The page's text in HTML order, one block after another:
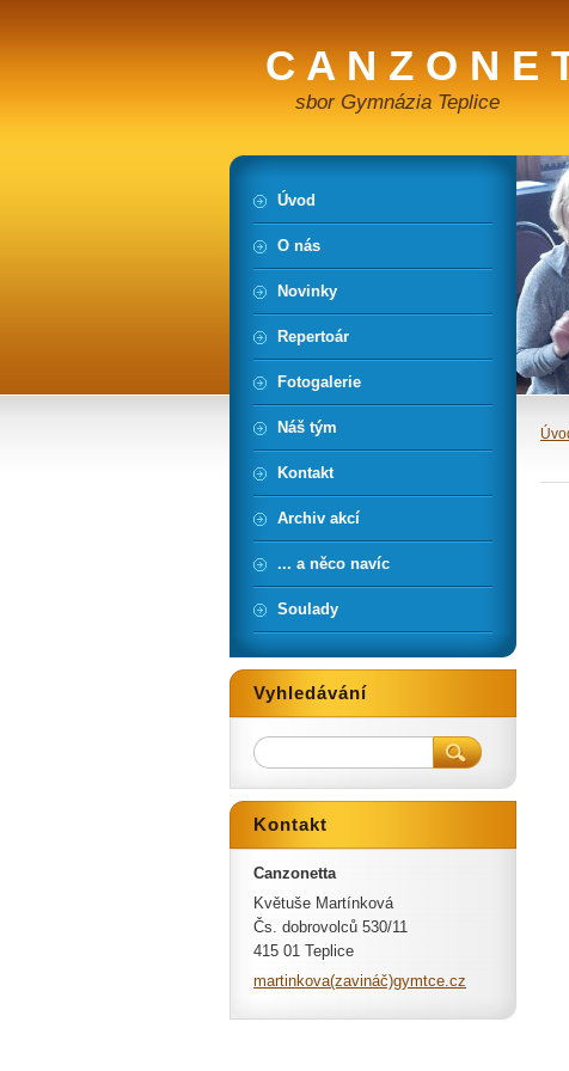
C A N Z O N E
sbor Gymnázia Teplice
Úvod
O nás
Novinky
Repertoár
Fotogalerie
Náš tým
Kontakt
Archiv akcí
... a něco navíc
Soulady
Vyhledávání
Kontakt
Canzonetta
Květuše Martínková
Čs. dobrovolců 530/11
415 01 Teplice
martinkova(zavináč)gymtce.cz